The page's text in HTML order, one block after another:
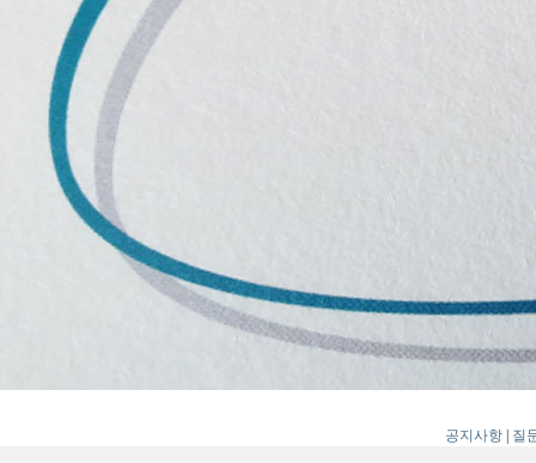
공지사항 | 질